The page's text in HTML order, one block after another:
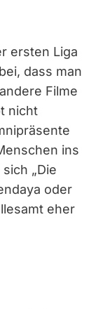
ersten Liga
dass man
Filme
nicht
ins
„Die
oder
eher